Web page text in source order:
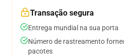
Transação segura
Entrega mundial na sua porta
Número de rastreamento
pacotes